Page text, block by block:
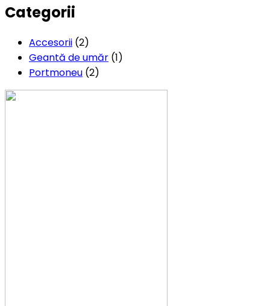
Categorii
Accesorii (2)
Geantă de umăr (1)
Portmoneu (2)